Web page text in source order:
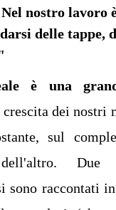
nostro lavoro
delle tappe,
è una
dei nostri
sul
dell'altro.
sono raccontati